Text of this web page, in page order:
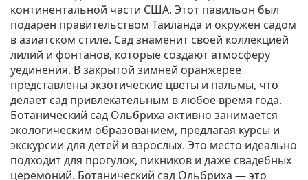
континентальной части США. Этот павильон был
подарен правительством Таиланда и окружен садом
в азиатском стиле. Сад знаменит своей коллекцией
лилий и фонтанов, которые создают атмосферу
уединения. В закрытой зимней оранжерее
представлены экзотические цветы и пальмы, что
делает сад привлекательным в любое время года.
Ботанический сад Ольбриха активно занимается
экологическим образованием, предлагая курсы и
экскурсии для детей и взрослых. Это место идеально
подходит для прогулок, пикников и даже свадебных
церемоний. Ботанический сад Ольбриха — это